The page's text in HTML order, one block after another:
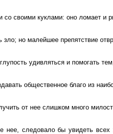
своими куклами: оно ломает и
но малейшее препятствие
удивляться и помогать
общественное благо из
от нее слишком много
нее, следовало бы увидеть